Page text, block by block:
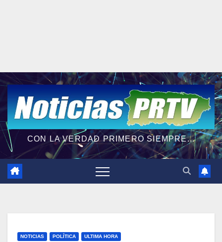
CON LA VERDAD PRIMERO SIEMPRE...
NOTICIAS POLÍTICA ULTIMA HORA